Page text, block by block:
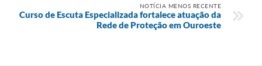
NOTÍCIA MENOS RECENTE
Curso de Escuta Especializada fortalece atuação da
Rede de Proteção em Ouroeste